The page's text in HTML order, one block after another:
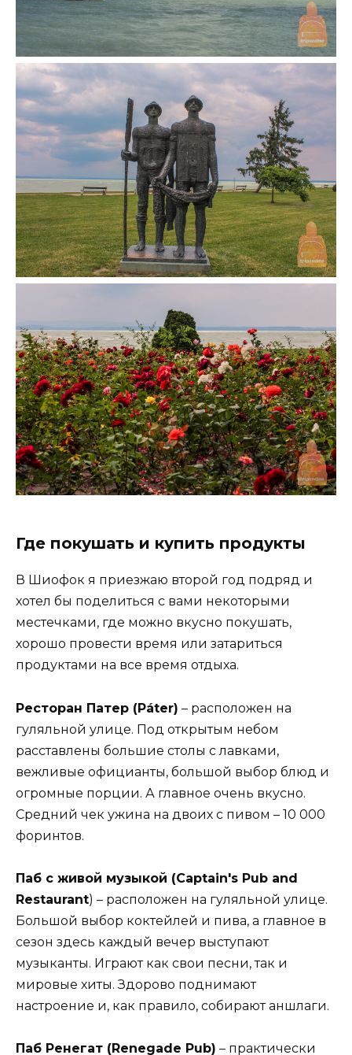
Где покушать и купить продукты
В Шиофок я приезжаю второй год подряд и
хотел бы поделиться с вами некоторыми
местечками, где можно вкусно покушать,
хорошо провести время или затариться
продуктами на все время отдыха.
Ресторан Патер (Páter) – расположен на
гуляльной улице. Под открытым небом
расставлены большие столы с лавками,
вежливые официанты, большой выбор блюд и
огромные порции. А главное очень вкусно.
Средний чек ужина на двоих с пивом – 10 000
форинтов.
Паб с живой музыкой (Captain's Pub and
Restaurant) – расположен на гуляльной улице.
Большой выбор коктейлей и пива, а главное в
сезон здесь каждый вечер выступают
музыканты. Играют как свои песни, так и
мировые хиты. Здорово поднимают
настроение и, как правило, собирают аншлаги.
Паб Ренегат (Renegade Pub) – практически